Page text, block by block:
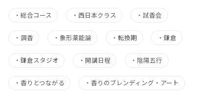
・ 総合コース ・ 西日本クラス ・試香会
・ 調香 ・ 象形薬能論 ・転換期 ・ 鎌倉
・ 鎌倉スタジオ ・開講日程 ・ 陰陽五行
・ 香りとつながる ・ 香りのブレンディング・アート